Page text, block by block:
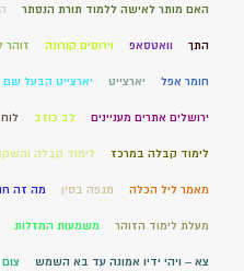
האם מותר לאישה ללמוד תורת הנסתר
התך וואטסאפ וירוסים קורונה זוהר
חומר אפל יארצייט יארצייט הבעל שם
ירושלים אתרים מעניינים לב כוזב
לימוד קבלה במרכז לימוד קבלה
מאמר ליל הכלה מגפה בסין מה זה
מעלת לימוד הזוהר משמעות המזלות
צא – ויהי ידיו אמונה עד בא השמש צום